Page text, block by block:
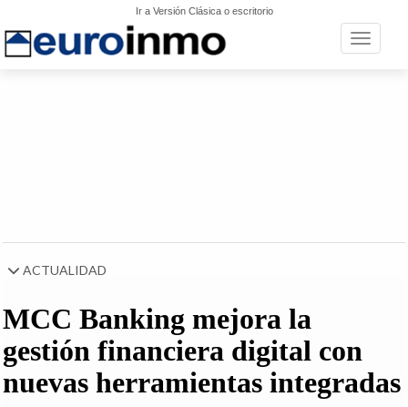
Ir a Versión Clásica o escritorio
Toggle
ACTUALIDAD
MCC Banking mejora la
gestión financiera digital con
nuevas herramientas integradas